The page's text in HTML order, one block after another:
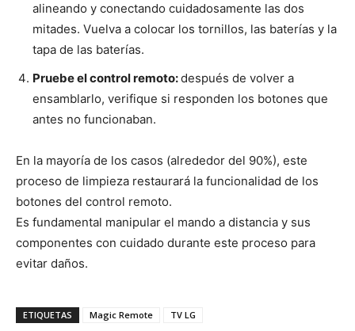
alineando y conectando cuidadosamente las dos
mitades. Vuelva a colocar los tornillos, las baterías y la
tapa de las baterías.
Pruebe el control remoto:después de volver a
ensamblarlo, verifique si responden los botones que
antes no funcionaban.
En la mayoría de los casos (alrededor del 90%), este
proceso de limpieza restaurará la funcionalidad de los
botones del control remoto.
Es fundamental manipular el mando a distancia y sus
componentes con cuidado durante este proceso para
evitar daños.
ETIQUETAS Magic Remote TV LG